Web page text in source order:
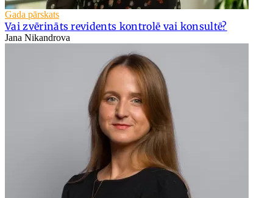
Gada pārskats
Vai zvērināts revidents kontrolē vai konsultē?
Jana Nikandrova